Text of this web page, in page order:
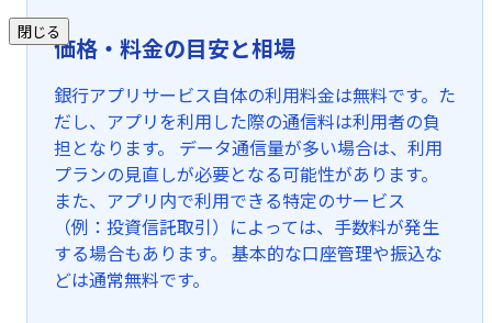
閉じる
価格・料金の目安と相場
銀行アプリサービス自体の利用料金は無料です。た
だし、アプリを利用した際の通信料は利用者の負
担となります。 データ通信量が多い場合は、利用
プランの見直しが必要となる可能性があります。
また、アプリ内で利用できる特定のサービス
（例：投資信託取引）によっては、手数料が発生
する場合もあります。 基本的な口座管理や振込な
どは通常無料です。